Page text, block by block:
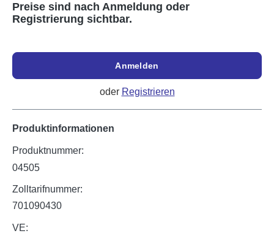
Preise sind nach Anmeldung oder
Registrierung sichtbar.
Anmelden
oder Registrieren
Produktinformationen
Produktnummer:
04505
Zolltarifnummer:
701090430
VE: